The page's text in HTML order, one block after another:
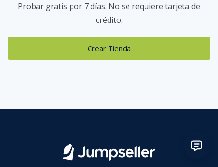
Probar gratis por 7 días. No se requiere tarjeta de
crédito.
Crear Tienda